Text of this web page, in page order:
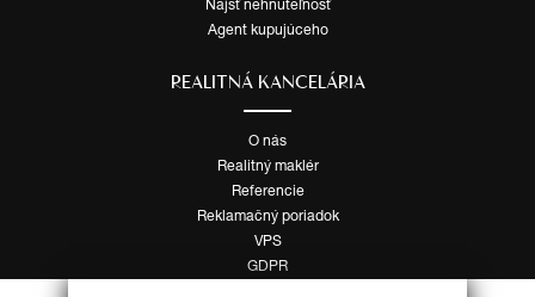
Nájsť nehnuteľnosť
Agent kupujúceho
REALITNÁ KANCELÁRIA
O nás
Realitný maklér
Referencie
Reklamačný poriadok
VPS
GDPR